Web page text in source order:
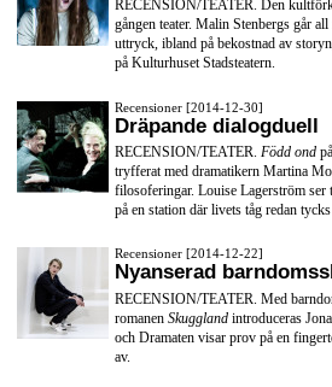
RECENSION/TEATER. Den
gången teater. Malin Stenbergs går
uttryck, ibland på bekostnad av
på Kulturhuset Stadsteatern.
Recensioner [2014-12-30]
Dräpande dialogduell
RECENSION/TEATER. Född ond
tryfferat med dramatikern Martina
filosoferingar. Louise Lagerström ser
på en station där livets tåg redan tycks
Recensioner [2014-12-22]
Nyanserad
RECENSION/TEATER. Med
romanen Skuggland introduceras
och Dramaten visar prov på en
av.